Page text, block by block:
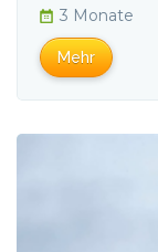
3 Monate
Mehr